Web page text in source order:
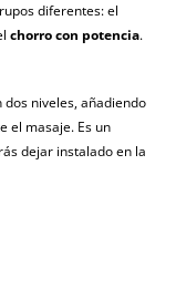
diferentes: el
chorro con potencia.
niveles, añadiendo
el masaje. Es un
dejar instalado en la